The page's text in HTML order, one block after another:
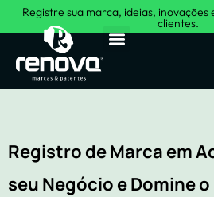
Registre sua marca, ideias, inovações
clientes.
Registro de Marca em
seu Negócio e Domine